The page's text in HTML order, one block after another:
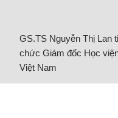
GS.TS Nguyễn Thị Lan
chức Giám đốc Học
Việt Nam